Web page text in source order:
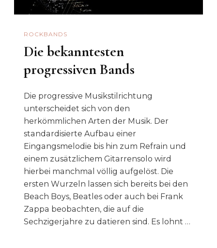
ROCKBANDS
Die bekanntesten
progressiven Bands
Die progressive Musikstilrichtung
unterscheidet sich von den
herkömmlichen Arten der Musik. Der
standardisierte Aufbau einer
Eingangsmelodie bis hin zum Refrain und
einem zusätzlichem Gitarrensolo wird
hierbei manchmal völlig aufgelöst. Die
ersten Wurzeln lassen sich bereits bei den
Beach Boys, Beatles oder auch bei Frank
Zappa beobachten, die auf die
Sechzigerjahre zu datieren sind. Es lohnt …